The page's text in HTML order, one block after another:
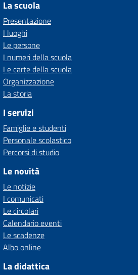
La scuola
Presentazione
I luoghi
Le persone
I numeri della scuola
Le carte della scuola
Organizzazione
La storia
I servizi
Famiglie e studenti
Personale scolastico
Percorsi di studio
Le novità
Le notizie
I comunicati
Le circolari
Calendario eventi
Le scadenze
Albo online
La didattica